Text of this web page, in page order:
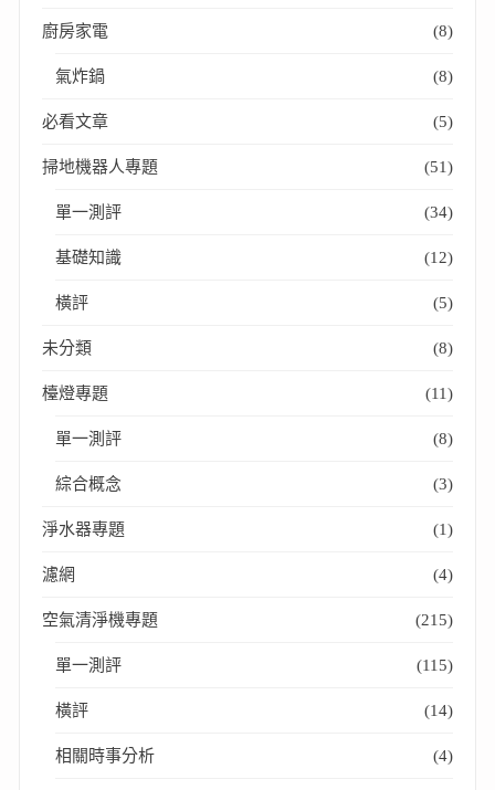
廚房家電 (8)
氣炸鍋 (8)
必看文章 (5)
掃地機器人專題 (51)
單一測評 (34)
基礎知識 (12)
橫評 (5)
未分類 (8)
檯燈專題 (11)
單一測評 (8)
綜合概念 (3)
淨水器專題 (1)
濾網 (4)
空氣清淨機專題 (215)
單一測評 (115)
橫評 (14)
相關時事分析 (4)